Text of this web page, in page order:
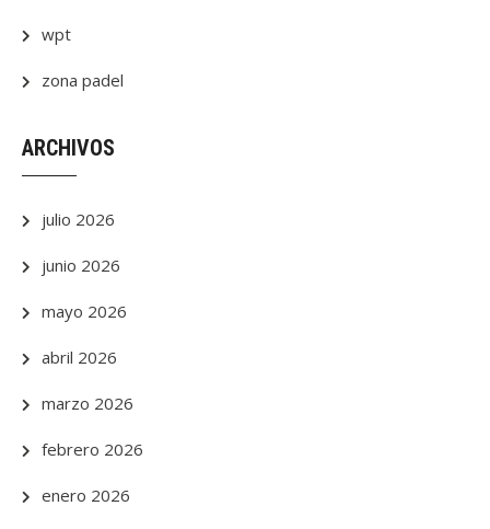
wpt
zona padel
ARCHIVOS
julio 2026
junio 2026
mayo 2026
abril 2026
marzo 2026
febrero 2026
enero 2026